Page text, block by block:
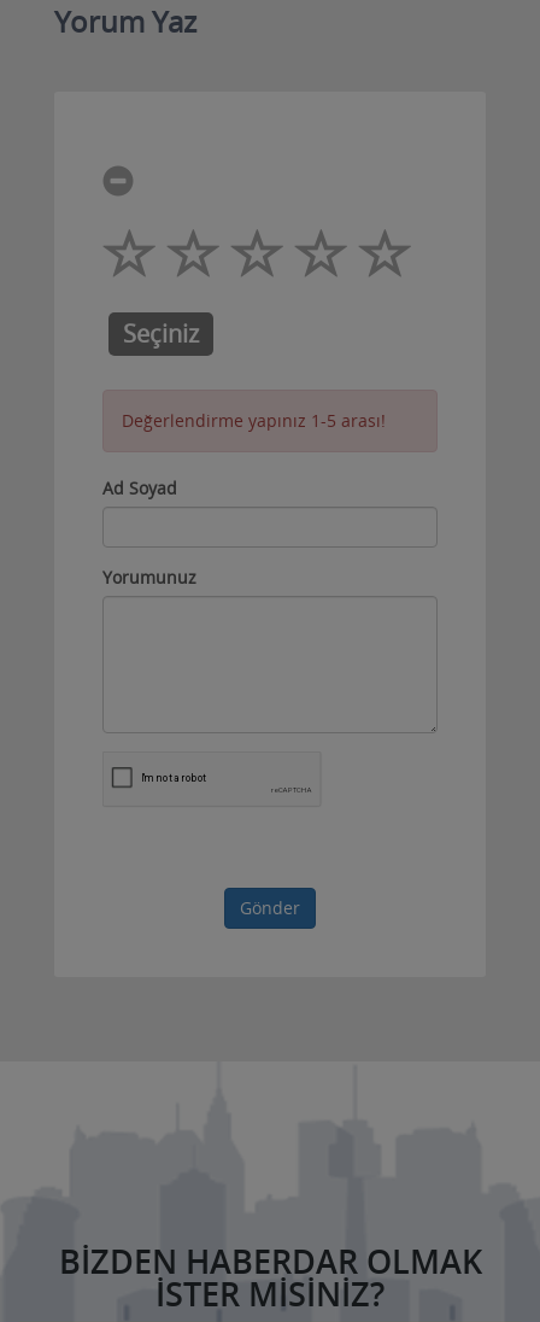
Yorum Yaz
Seçiniz
Değerlendirme yapınız 1-5 arası!
Ad Soyad
Yorumunuz
Gönder
BIZDEN HABERDAR OLMAK
ISTER MISINIZ?